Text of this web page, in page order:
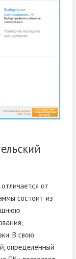
от
состоит из
В свою
определенный